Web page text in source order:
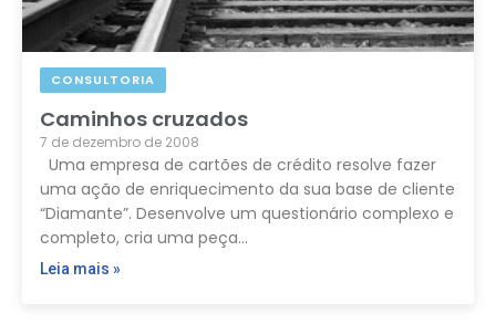
CONSULTORIA
Caminhos cruzados
7 de dezembro de 2008
Uma empresa de cartões de crédito resolve fazer
uma ação de enriquecimento da sua base de cliente
“Diamante”. Desenvolve um questionário complexo e
completo, cria uma peça…
Leia mais »